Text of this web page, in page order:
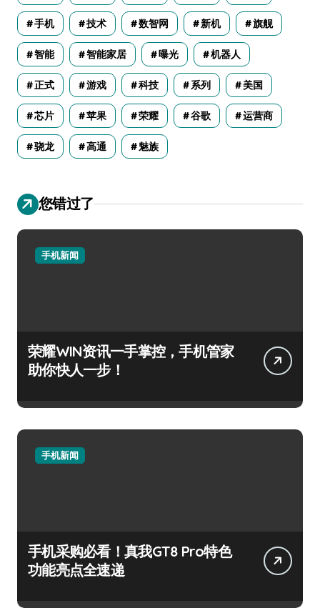
手机 技术 数智网 新机 旗舰
智能 智能家居 曝光 机器人
正式 游戏 科技 系列 美国
芯片 苹果 荣耀 谷歌 运营商
骁龙 高通 魅族
您错过了
手机新闻
荣耀WIN资讯一手掌控，手机管家
助你快人一步！
手机新闻
手机采购必看！真我GT8 Pro特色
功能亮点全速递